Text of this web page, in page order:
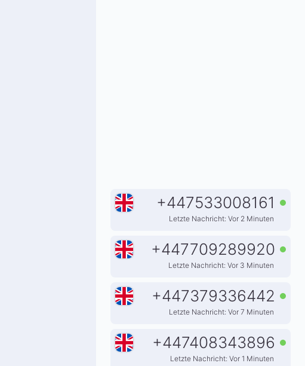
+447533008161
Letzte Nachricht: Vor 2 Minuten
+447709289920
Letzte Nachricht: Vor 3 Minuten
+447379336442
Letzte Nachricht: Vor 7 Minuten
+447408343896
Letzte Nachricht: Vor 1 Minuten